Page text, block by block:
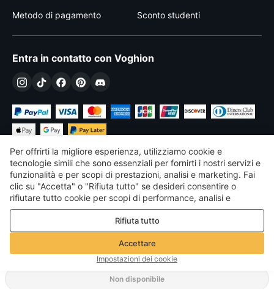
Non disponibile
Metodo di pagamento Sconto studenti
Entra in contatto con Voghion
€ EUR Italy
©2026 Voghion
Termini & Condizioni
Politica sulla privacy e sui cookie
Linee guida della community
Per offrirti la migliore esperienza, utilizziamo cookie e
tecnologie simili che sono essenziali per fornirti i nostri servizi e
funzionalità e per scopi di prestazioni, analisi e marketing. Fai
clic su "Accetta" o "Rifiuta tutto" se desideri consentire o
rifiutare tutto cookie per scopi di performance, analisi e
marketing. Per maggiori dettagli consultare la nostraPolitica
Rifiuta tutto
Accettare
Impostazioni dei cookie